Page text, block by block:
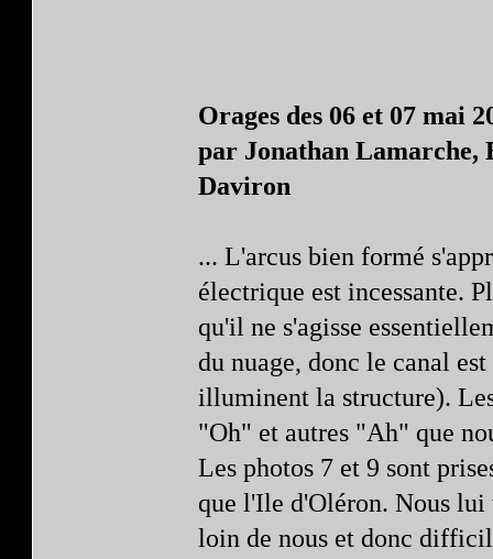
Orages des 06 et 07 mai
par Jonathan Lamarche,
Daviron
... L'arcus bien formé
électrique est incessante.
qu'il ne s'agisse
du nuage, donc le canal
illuminent la structure).
"Oh" et autres "Ah" que
Les photos 7 et 9 sont
que l'Ile d'Oléron. Nous lui
loin de nous et donc